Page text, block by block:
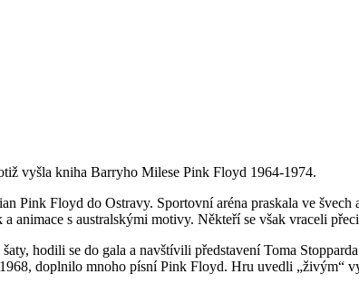
vyšla kniha Barryho Milese Pink Floyd 1964-1974.
Pink Floyd do Ostravy. Sportovní aréna praskala ve
s australskými motivy. Někteří se však vraceli
hodili se do gala a navštívili představení Toma
doplnilo mnoho písní Pink Floyd. Hru uvedli „živým“